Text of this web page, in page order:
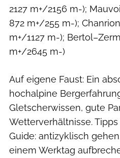
2127 m+/2156 m-);
872 m+/255 m-);
m+/1127 m-);
m+/2645 m-)
Auf eigene Faust: Ein
hochalpine
Gletscherwissen, gute
Wetter­verhält­nis­se.
Guide: antizyklisch
einem Werktag